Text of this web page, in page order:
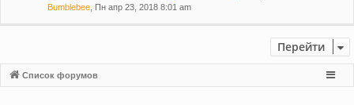
Bumblebee , Пн апр 23, 2018 8:01 am
Перейти
Список форумов